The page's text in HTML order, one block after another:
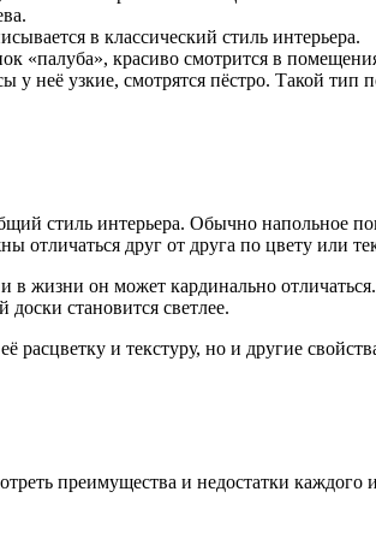
в классический стиль интерьера.
«палуба», красиво смотрится в
у неё узкие, смотрятся пёстро. Такой тип
стиль интерьера. Обычно напольное
друг от друга по цвету или
жизни он может кардинально
становится светлее.
расцветку и текстуру, но и другие
преимущества и недостатки